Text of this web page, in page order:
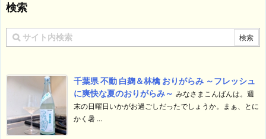
検索
千葉県 不動 白麹＆林檎 おりがらみ ～フレッシュ
に爽快な夏のおりがらみ～ みなさまこんばんは。週
末の日曜日いかがお過ごしだったでしょうか。まぁ、とに
かく暑 ...